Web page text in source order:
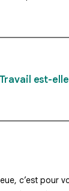
est-
c’est pour